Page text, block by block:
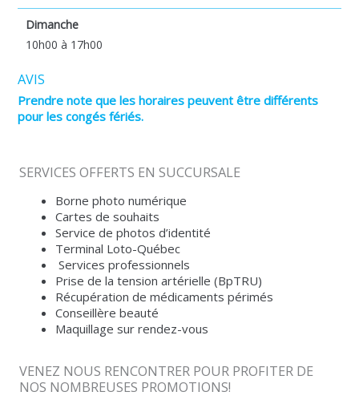
Dimanche
10h00 à 17h00
AVIS
Prendre note que les horaires peuvent être différents
pour les congés fériés.
SERVICES OFFERTS EN SUCCURSALE
Borne photo numérique
Cartes de souhaits
Service de photos d’identité
Terminal Loto-Québec
Services professionnels
Prise de la tension artérielle (BpTRU)
Récupération de médicaments périmés
Conseillère beauté
Maquillage sur rendez-vous
VENEZ NOUS RENCONTRER POUR PROFITER DE
NOS NOMBREUSES PROMOTIONS!